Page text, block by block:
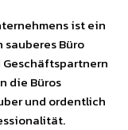
ist ein
Büro
die Büros
und ordentlich